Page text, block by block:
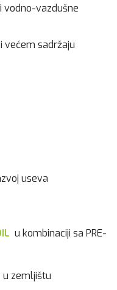
vodno-vazdušne
većem sadržaju
useva
u kombinaciji sa PRE-
u zemljištu